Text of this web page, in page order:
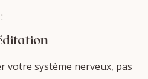
votre système nerveux, pas